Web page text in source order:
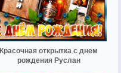
Красочная открытка с днем
рождения Руслан